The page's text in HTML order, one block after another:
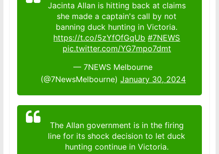
Jacinta Allan is hitting back at claims
she made a captain's call by not
banning duck hunting in Victoria.
https://t.co/5zYfOfGqUb #7NEWS
pic.twitter.com/YG7mpo7dmt
— 7NEWS Melbourne
(@7NewsMelbourne) January 30, 2024
The Allan government is in the firing
line for its shock decision to let duck
hunting continue in Victoria.